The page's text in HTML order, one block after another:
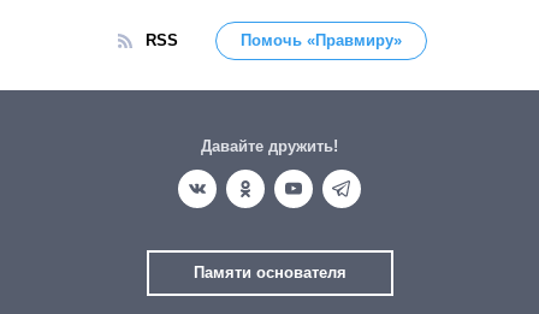
RSS Помочь «Правмиру»
Давайте дружить!
Памяти основателя